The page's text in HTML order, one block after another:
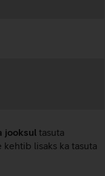
jooksul tasuta
lisaks ka tasuta